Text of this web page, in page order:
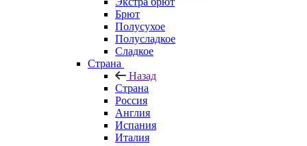
Брют
Полусухое
Полусладкое
Сладкое
Страна
Назад
Страна
Россия
Англия
Испания
Италия